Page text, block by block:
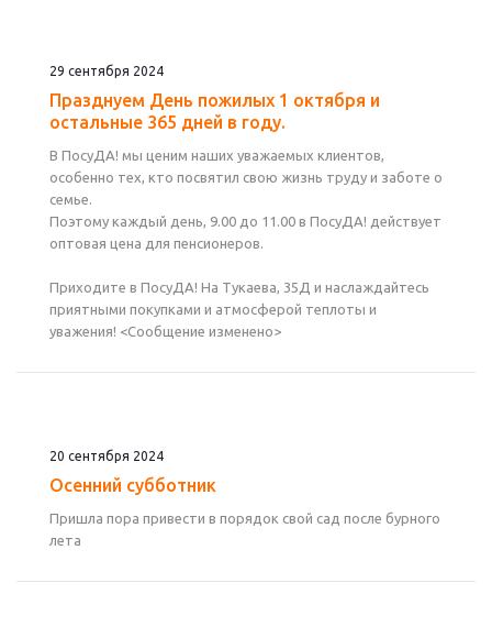
29 сентября 2024
Празднуем День пожилых 1 октября и
остальные 365 дней в году.
В ПосуДА! мы ценим наших уважаемых клиентов,
особенно тех, кто посвятил свою жизнь труду и заботе о
семье.
Поэтому каждый день, 9.00 до 11.00 в ПосуДА! действует
оптовая цена для пенсионеров.
Приходите в ПосуДА! На Тукаева, 35Д и наслаждайтесь
приятными покупками и атмосферой теплоты и
уважения! ‎<Сообщение изменено>
20 сентября 2024
Осенний субботник
Пришла пора привести в порядок свой сад после бурного
лета